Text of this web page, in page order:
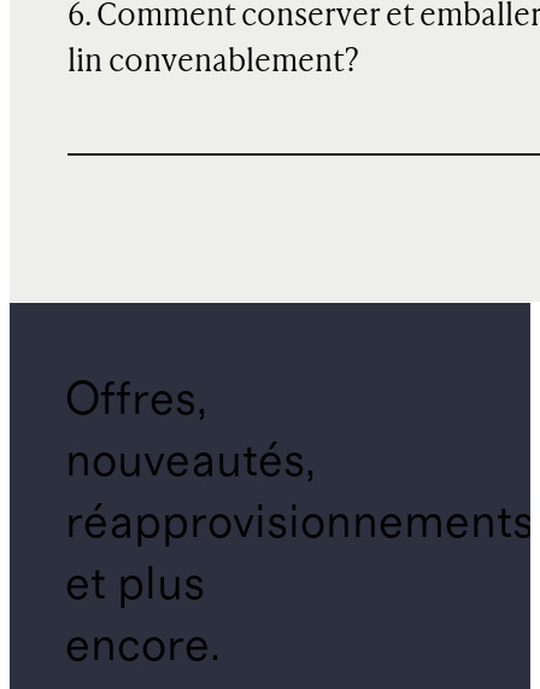
6. Comment conserver et
lin convenablement?
Offres,
nouveautés,
réapprovisionnements
et plus
encore.